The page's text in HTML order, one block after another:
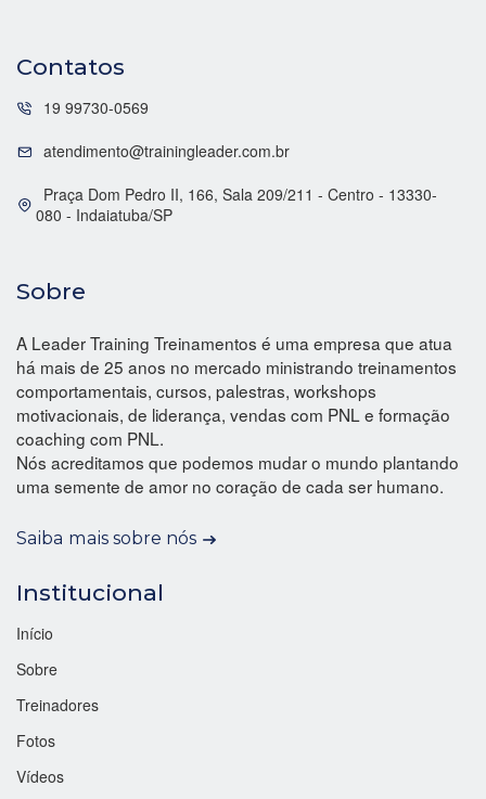
Contatos
19 99730-0569
atendimento@trainingleader.com.br
Praça Dom Pedro II, 166, Sala 209/211 - Centro - 13330-
080 - Indaiatuba/SP
Sobre
A Leader Training Treinamentos é uma empresa que atua
há mais de 25 anos no mercado ministrando treinamentos
comportamentais, cursos, palestras, workshops
motivacionais, de liderança, vendas com PNL e formação
coaching com PNL.
Nós acreditamos que podemos mudar o mundo plantando
uma semente de amor no coração de cada ser humano.
Saiba mais sobre nós
Institucional
Início
Sobre
Treinadores
Fotos
Vídeos